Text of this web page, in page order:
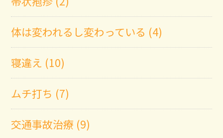
体は変われるし変わっている (4)
寝違え (10)
ムチ打ち (7)
交通事故治療 (9)